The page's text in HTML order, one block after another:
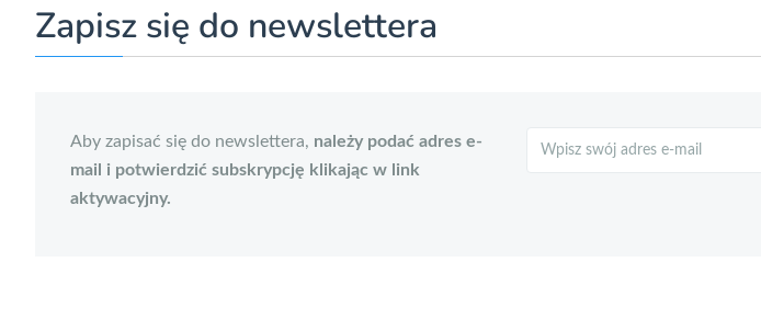
Zapisz się do newslettera
Aby zapisać się do newslettera, należy podać adres e-
mail i potwierdzić subskrypcję klikając w link
aktywacyjny.